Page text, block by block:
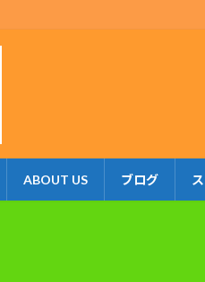
ABOUT US ブログ